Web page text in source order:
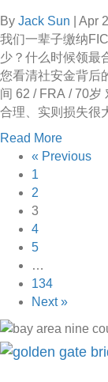
o
d
P
a
r
k
o
l
r
划
和
M
e
d
c
a
夏
天
：
5
月
9
日
太
u
M
By Jack Sun
Apr
我们一辈子缴纳
少？什么时候领最
您看清社安金背后
间 62 / FRA / 70岁
合理、实则损失很
Read Morea
b
讲
之
三
« Previous
1
2
3
4
5
…
134
Next »